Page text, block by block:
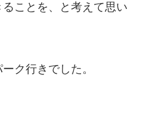
ことを、と考えて思い
ク行きでした。